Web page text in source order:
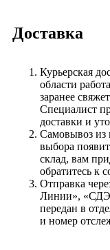
Доставка
Курьерская
области
заранее
Специалист
доставки и
Самовывоз из
выбора
склад, вам
обратитесь к
Отправка
Линии»,
передан в
и номер